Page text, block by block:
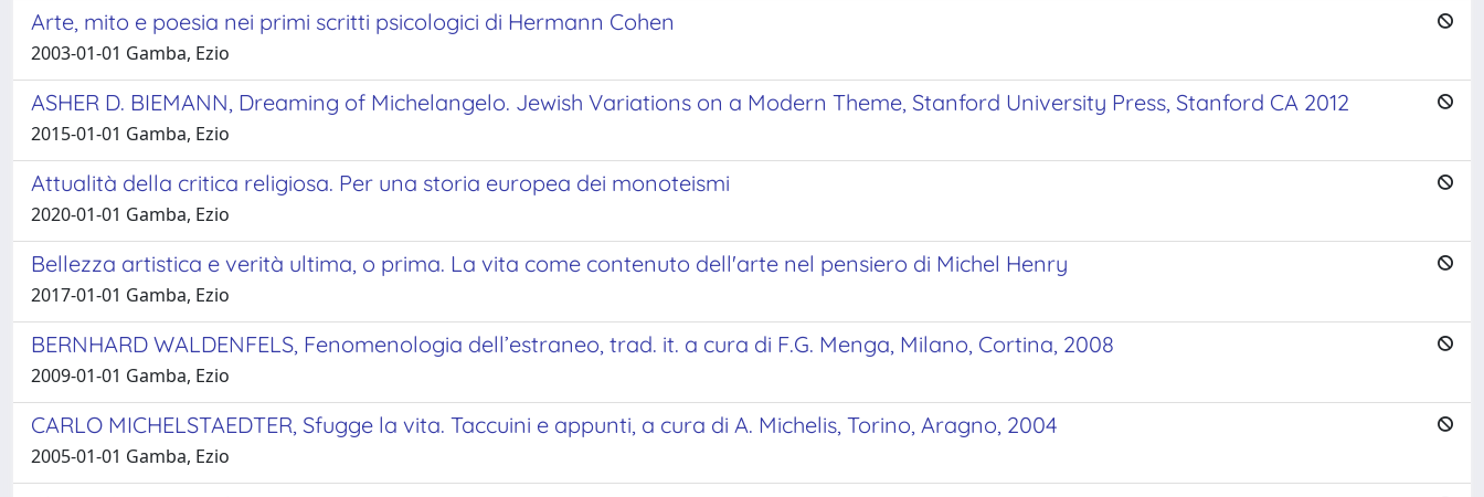
Arte, mito e poesia nei primi scritti psicologici di Hermann Cohen
2003-01-01 Gamba, Ezio
ASHER D. BIEMANN, Dreaming of Michelangelo. Jewish Variations on a Modern Theme, Stanford University Press, Stanford CA 2012
2015-01-01 Gamba, Ezio
Attualità della critica religiosa. Per una storia europea dei monoteismi
2020-01-01 Gamba, Ezio
Bellezza artistica e verità ultima, o prima. La vita come contenuto dell'arte nel pensiero di Michel Henry
2017-01-01 Gamba, Ezio
BERNHARD WALDENFELS, Fenomenologia dell’estraneo, trad. it. a cura di F.G. Menga, Milano, Cortina, 2008
2009-01-01 Gamba, Ezio
CARLO MICHELSTAEDTER, Sfugge la vita. Taccuini e appunti, a cura di A. Michelis, Torino, Aragno, 2004
2005-01-01 Gamba, Ezio